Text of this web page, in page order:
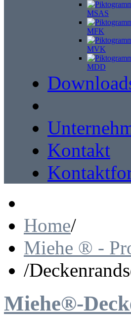
MSAS
MFK
MVK
MDD
Kontakt
Home/
Miehe ® -
/
Miehe®-